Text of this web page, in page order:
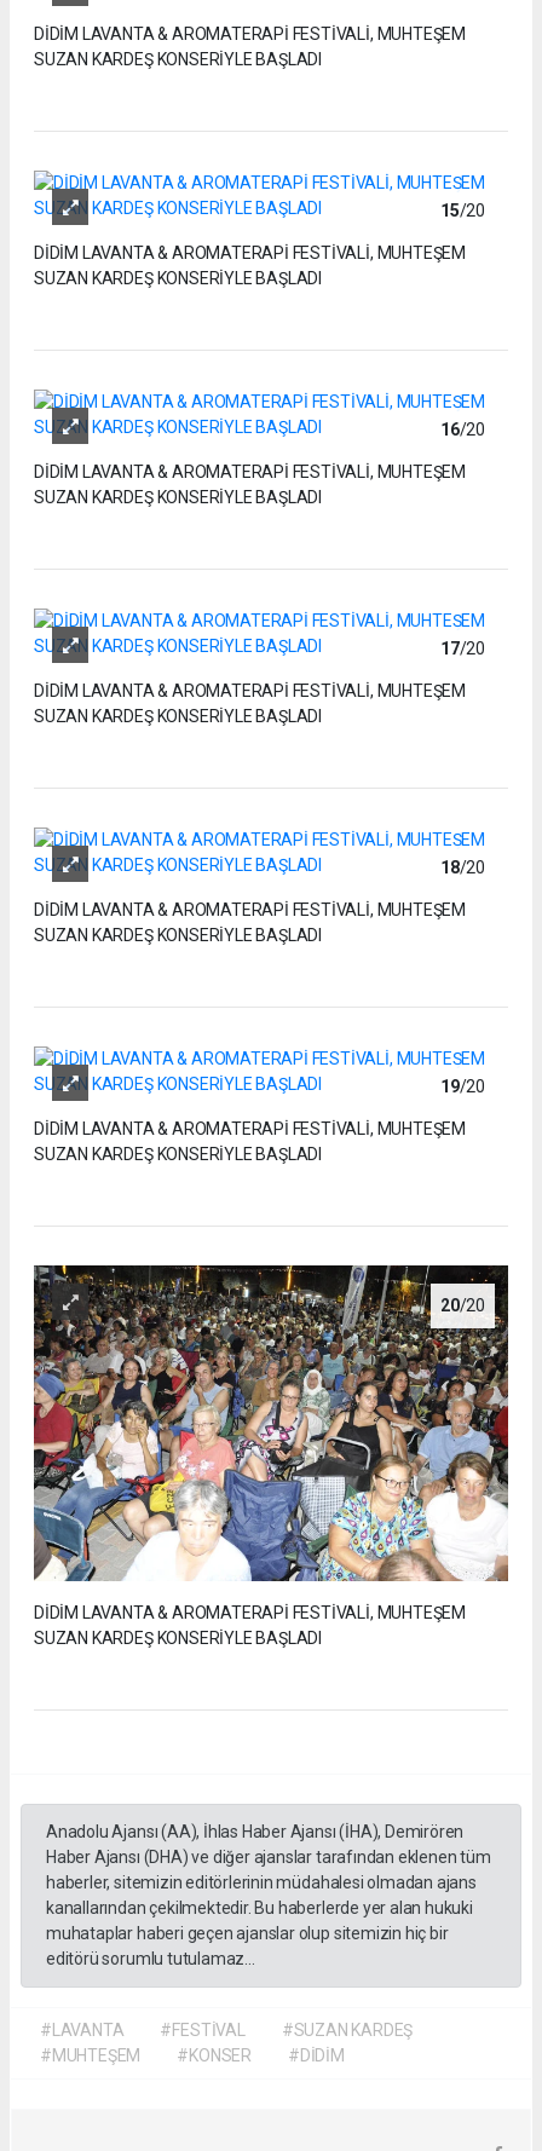
DİDİM LAVANTA & AROMATERAPİ FESTİVALİ, MUHTEŞEM
SUZAN KARDEŞ KONSERİYLE BAŞLADI
15/20
DİDİM LAVANTA & AROMATERAPİ FESTİVALİ, MUHTEŞEM
SUZAN KARDEŞ KONSERİYLE BAŞLADI
16/20
DİDİM LAVANTA & AROMATERAPİ FESTİVALİ, MUHTEŞEM
SUZAN KARDEŞ KONSERİYLE BAŞLADI
17/20
DİDİM LAVANTA & AROMATERAPİ FESTİVALİ, MUHTEŞEM
SUZAN KARDEŞ KONSERİYLE BAŞLADI
18/20
DİDİM LAVANTA & AROMATERAPİ FESTİVALİ, MUHTEŞEM
SUZAN KARDEŞ KONSERİYLE BAŞLADI
19/20
DİDİM LAVANTA & AROMATERAPİ FESTİVALİ, MUHTEŞEM
SUZAN KARDEŞ KONSERİYLE BAŞLADI
20/20
DİDİM LAVANTA & AROMATERAPİ FESTİVALİ, MUHTEŞEM
SUZAN KARDEŞ KONSERİYLE BAŞLADI
Anadolu Ajansı (AA), İhlas Haber Ajansı (İHA), Demirören
Haber Ajansı (DHA) ve diğer ajanslar tarafından eklenen tüm
haberler, sitemizin editörlerinin müdahalesi olmadan ajans
kanallarından çekilmektedir. Bu haberlerde yer alan hukuki
muhataplar haberi geçen ajanslar olup sitemizin hiç bir
editörü sorumlu tutulamaz...
#LAVANTA #FESTİVAL
#SUZAN KARDEŞ
#MUHTEŞEM
#KONSER #DİDİM